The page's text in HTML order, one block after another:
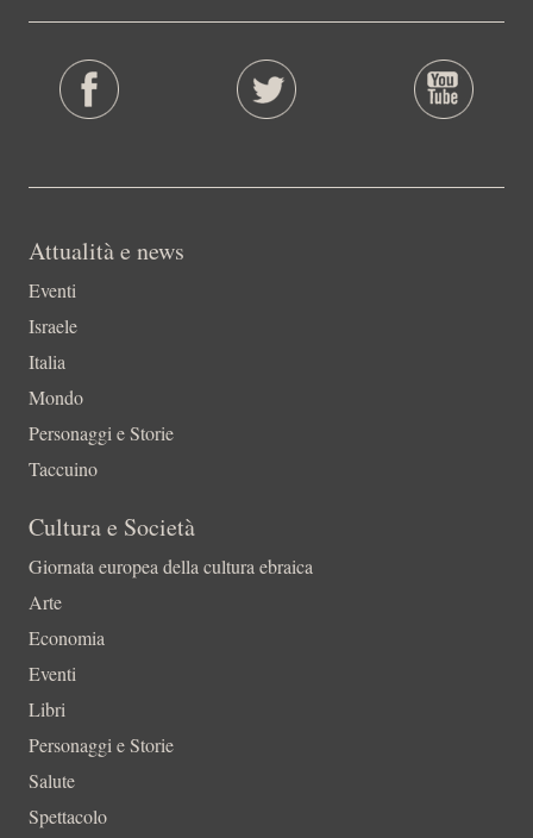
Attualità e news
Eventi
Israele
Italia
Mondo
Personaggi e Storie
Taccuino
Cultura e Società
Giornata europea della cultura ebraica
Arte
Economia
Eventi
Libri
Personaggi e Storie
Salute
Spettacolo